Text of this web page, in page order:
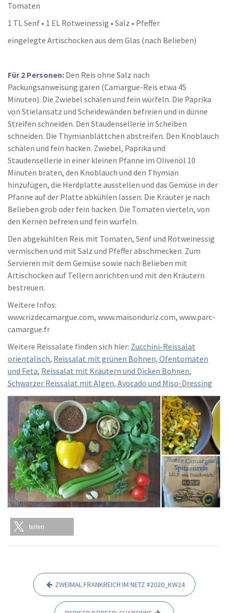
Tomaten
1 TL Senf • 1 EL Rotweinessig • Salz • Pfeffer
eingelegte Artischocken aus dem Glas (nach Belieben)
Für 2 Personen: Den Reis ohne Salz nach
Packungsanweisung garen (Camargue-Reis etwa 45
Minuten). Die Zwiebel schälen und fein würfeln. Die Paprika
von Stielansatz und Scheidewänden befreien und in dünne
Streifen schneiden. Den Staudensellerie in Scheiben
schneiden. Die Thymianblättchen abstreifen. Den Knoblauch
schälen und fein hacken. Zwiebel, Paprika und
Staudensellerie in einer kleinen Pfanne im Olivenöl 10
Minuten braten, den Knoblauch und den Thymian
hinzufügen, die Herdplatte ausstellen und das Gemüse in der
Pfanne auf der Platte abkühlen lassen. Die Kräuter je nach
Belieben grob oder fein hacken. Die Tomaten vierteln, von
den Kernen befreien und fein würfeln.
Den abgekühlten Reis mit Tomaten, Senf und Rotweinessig
vermischen und mit Salz und Pfeffer abschmecken. Zum
Servieren mit dem Gemüse sowie nach Belieben mit
Artischocken auf Tellern anrichten und mit den Kräutern
bestreuen.
Weitere Infos:
www.rizdecamargue.com, www.maisonduriz.com, www.parc-
camargue.fr
Weitere Reissalate finden sich hier: Zucchini-Reissalat
orientalisch, Reissalat mit grünen Bohnen, Ofentomaten
und Feta, Reissalat mit Kräutern und Dicken Bohnen,
Schwarzer Reissalat mit Algen, Avocado und Miso-Dressing
teilen
ZWEIMAL FRANKREICH IM NETZ #2020_KW24